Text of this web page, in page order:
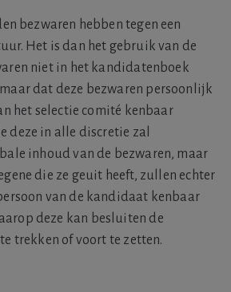
bezwaren hebben tegen een
Het is dan het gebruik van de
niet in het kandidatenboek
dat deze bezwaren persoonlijk
het selectie comité kenbaar
deze in alle discretie zal
inhoud van de bezwaren, maar
die ze geuit heeft, zullen echter
van de kandidaat kenbaar
deze kan besluiten de
trekken of voort te zetten.